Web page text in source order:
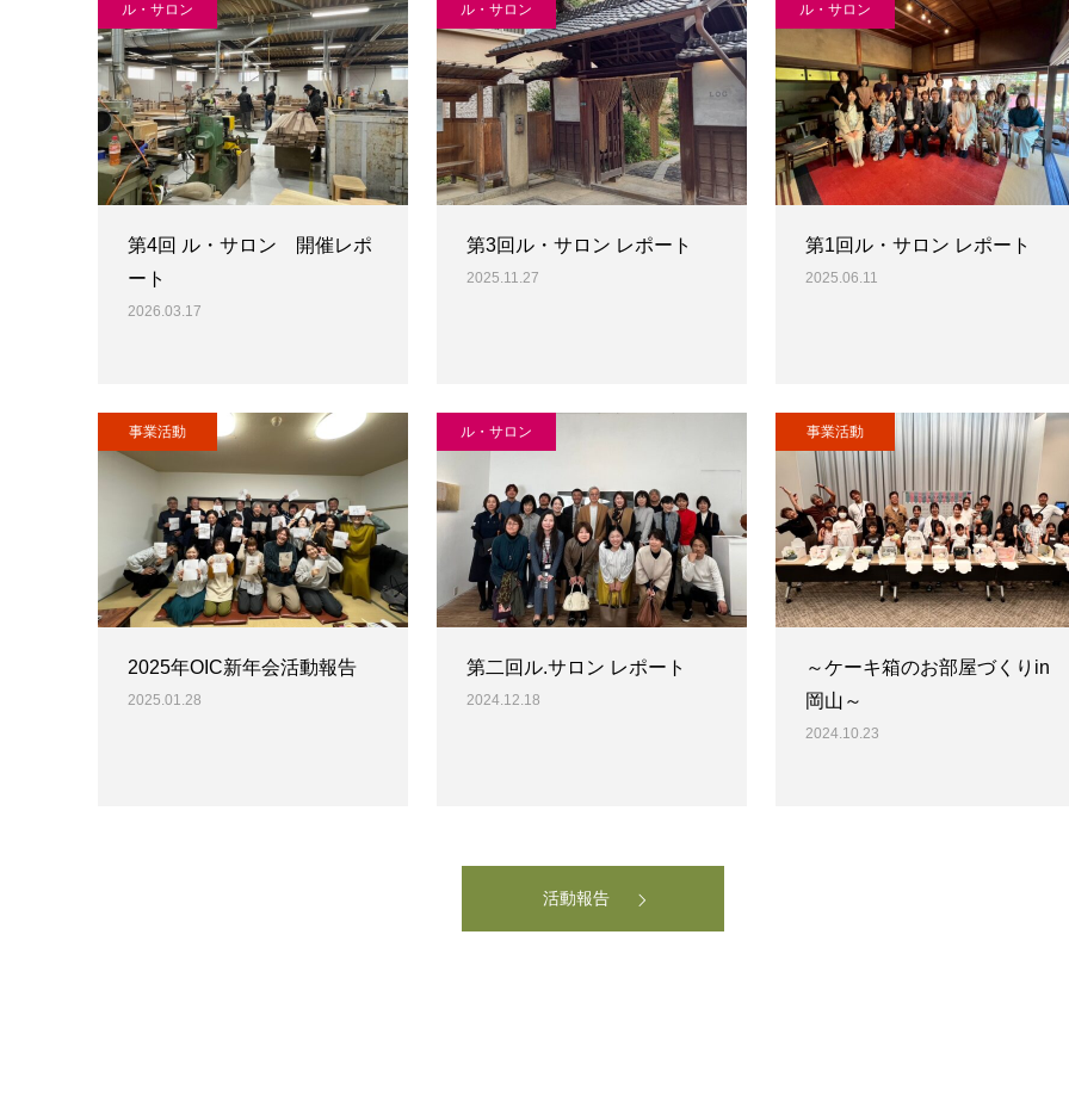
ル・サロン
第4回 ル・サロン 開催レポ
ート
2026.03.17
ル・サロン
第3回ル・サロン レポート
2025.11.27
ル・サロン
第1回ル・サロン レポート
2025.06.11
事業活動
2025年OIC新年会活動報告
2025.01.28
ル・サロン
第⼆回ル.サロン レポート
2024.12.18
事業活動
～ケーキ箱のお部屋づくりin
岡山～
2024.10.23
活動報告